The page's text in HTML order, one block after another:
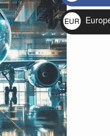
🔍
$
EUR
€